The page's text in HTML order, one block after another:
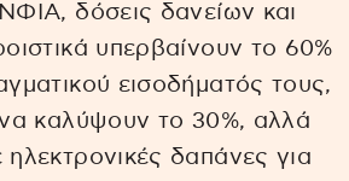
δόσεις δανείων και
υπερβαίνουν το 60%
εισοδήματός τους,
να καλύψουν το 30%, αλλά
δαπάνες για